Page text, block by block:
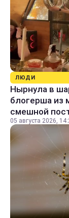
ЛЮДИ
Нырнула в
блогерша из
смешной
05 августа 2026,